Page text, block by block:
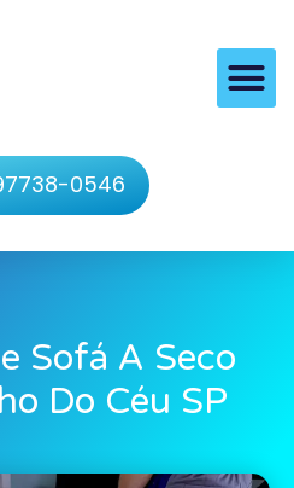
0546
Sofá A Seco
Do Céu SP